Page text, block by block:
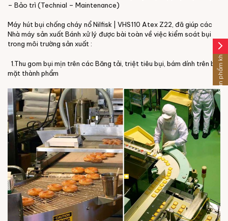
– Bảo trì (Technial – Maintenance)
Máy hút bụi chống cháy nổ Nilfisk | VHS110 Atex Z22, đã giúp các
Nhà máy sản xuất Bánh xử lý được bài toàn về việc kiểm soát bụi
trong môi trường sản xuất :
1.Thu gom bụi mịn trên các Băng tải, triệt tiêu bụi, bám dính trên bề
mặt thành phẩm
arrow_forward_ios
Sản phẩm khác